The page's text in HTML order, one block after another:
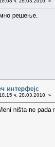
решење.
интерфејс
18.15 ч. 28.03.2010. »
ništa ne pada